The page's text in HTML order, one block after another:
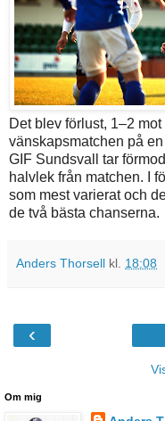
Det blev förlust, 1–2
vänskapsmatchen på
GIF Sundsvall tar
halvlek från matchen. I
som mest varierat och
de två bästa chanserna.
Anders Thorsell kl. 18:08
‹
Om mig